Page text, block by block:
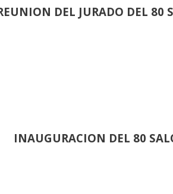
DEL JURADO DEL 80
INAUGURACION DEL 80